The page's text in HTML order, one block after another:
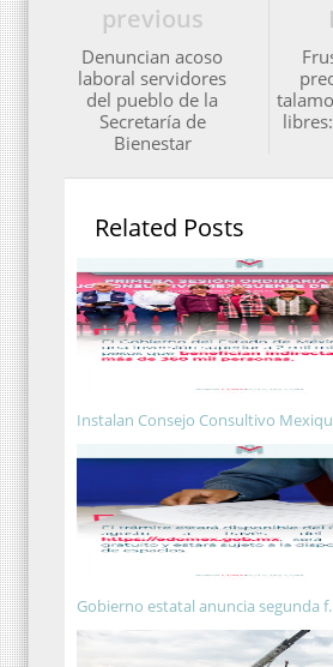
previous
Denuncian acoso
laboral servidores
del pueblo de la
Secretaría de
Bienestar
Related Posts
Instalan Consejo Consultivo
Gobierno estatal anuncia segunda